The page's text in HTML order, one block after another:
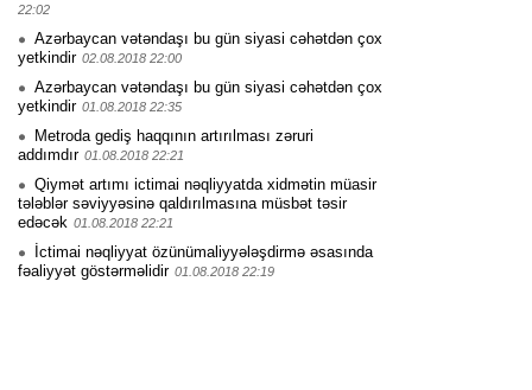
22:02
Azərbaycan vətəndaşı bu gün siyasi cəhətdən çox
yetkindir 02.08.2018 22:00
Azərbaycan vətəndaşı bu gün siyasi cəhətdən çox
yetkindir 01.08.2018 22:35
Metroda gediş haqqının artırılması zəruri
addımdır 01.08.2018 22:21
Qiymət artımı ictimai nəqliyyatda xidmətin müasir
tələblər səviyyəsinə qaldırılmasına müsbət təsir
edəcək 01.08.2018 22:21
İctimai nəqliyyat özünümaliyyələşdirmə əsasında
fəaliyyət göstərməlidir 01.08.2018 22:19